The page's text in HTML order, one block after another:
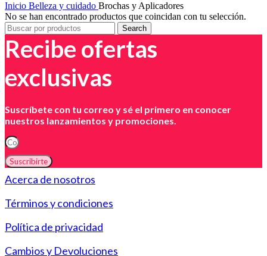
Inicio Belleza y cuidado Brochas y Aplicadores
No se han encontrado productos que coincidan con tu selección.
Search
Recibe ofertas
exclusivas
Suscríbete con tu correo y sé el primero en conocer
nuestros lanzamientos y promociones.
Suscribirte
Acerca de nosotros
Términos y condiciones
Política de privacidad
Cambios y Devoluciones